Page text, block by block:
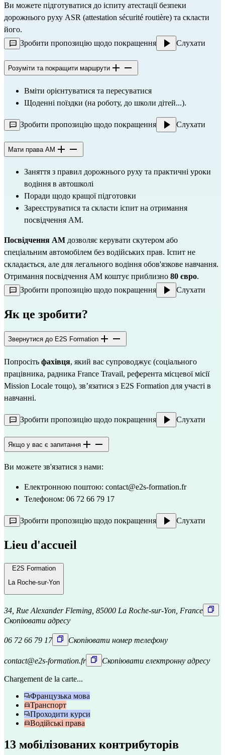
Ви можете підготуватися до іспиту атестації безпеки
дорожнього руху ASR (attestation sécurité routière) та скласти
його.
Зробити пропозицію щодо покращення
Слухати
Розуміти та покращити маршрути
Вміти орієнтуватися та пересуватися
Щоденні поїздки (на роботу, до школи дітей...).
Зробити пропозицію щодо покращення Слухати
Мати права AM
Заняття з правил дорожнього руху та практичні уроки
водіння в автошколі
Поради щодо кращої підготовки
посвідчення AM.
Посвідчення AM дозволяє керувати скутером або
спеціальним автомобілем без водійських прав. Іспит не
складається, але для легального водіння обов'язкове навчання.
Отримання посвідчення AM коштує приблизно 80 євро.
Зробити пропозицію щодо покращення
Слухати
Як це зробити?
Звернутися до E2S Formation
Попросіть фахівця, який вас супроводжує (соціального
працівника, радника France Travail, референта місцевої місії
Mission Locale тощо), зв’язатися з E2S Formation для участі в
навчанні.
Зробити пропозицію щодо покращення Слухати
Якщо у вас є запитання
Ви можете зв'язатися з нами:
Електронною поштою: contact@e2s-formation.fr
Телефоном: 06 72 66 79 17
Зробити пропозицію щодо покращення Слухати
Lieu d'accueil
E2S Formation
La Roche-sur-Yon
34, Rue Alexander Fleming, 85000 La Roche-sur-Yon, France
Скопіювати адресу
06 72 66 79 17 Скопіювати номер телефону
contact@e2s-formation.fr Скопіювати електронну адресу
Chargement de la carte...
Французька мова
Транспорт
Проходити курси
Водійські права
13 мобілізованих контрибуторів